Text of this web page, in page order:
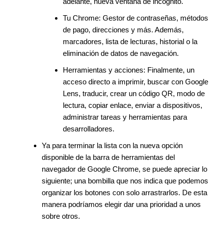
Tu Chrome: Gestor de contraseñas, métodos
de pago, direcciones y más. Además,
marcadores, lista de lecturas, historial o la
eliminación de datos de navegación.
Herramientas y acciones: Finalmente, un
acceso directo a imprimir, buscar con Google
Lens, traducir, crear un código QR, modo de
lectura, copiar enlace, enviar a dispositivos,
administrar tareas y herramientas para
desarrolladores.
Ya para terminar la lista con la nueva opción
disponible de la barra de herramientas del
navegador de Google Chrome, se puede apreciar lo
siguiente; una bombilla que nos indica que podemos
organizar los botones con solo arrastrarlos. De esta
manera podríamos elegir dar una prioridad a unos
sobre otros.